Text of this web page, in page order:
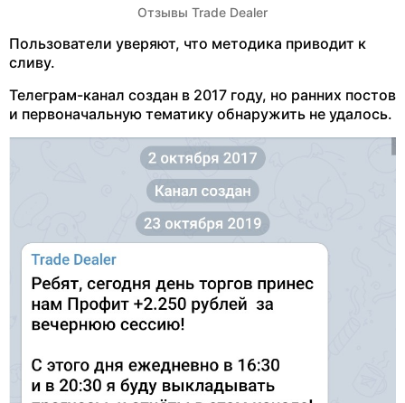
Отзывы Trade Dealer
Пользователи уверяют, что методика приводит к
сливу.
Телеграм-канал создан в 2017 году, но ранних постов
и первоначальную тематику обнаружить не удалось.